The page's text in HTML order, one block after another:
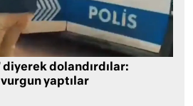
diyerek dolandırdılar:
yaptılar